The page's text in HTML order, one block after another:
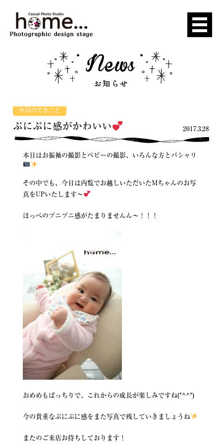
今日のできごと
ぷにぷに感がかわいい 2017.3.28
本日はお振袖の撮影とベビーの撮影、いろんな方とパシャリ
その中でも、今日は内覧でお越しいただいたMちゃんのお写
真をUPいたします〜
ほっぺのプニプニ感がたまりませんん〜！！！
おめめもぱっちりで、これからの成長が楽しみですね(*^^*)
今の貴重なぷにぷに感をまた写真で残していきましょうね
またのご来店お待ちしております！